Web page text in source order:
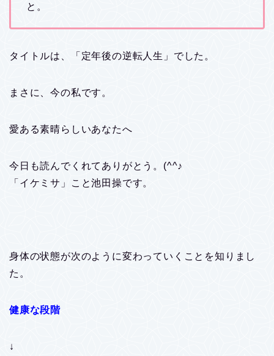
と。
タイトルは、「定年後の逆転人生」でした。
まさに、今の私です。
愛ある素晴らしいあなたへ
今日も読んでくれてありがとう。(^^♪
「イケミサ」こと池田操です。
身体の状態が次のように変わっていくことを知りまし
た。
健康な段階
↓